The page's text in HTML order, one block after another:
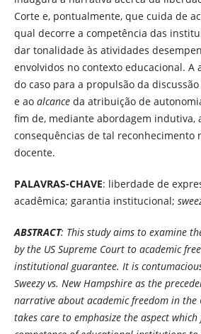
Corte e, pontualmente, que cuida de
qual decorre a competência das
dar tonalidade às atividades
envolvidos no contexto educacional. A
do caso para a propulsão da
e ao alcanceda atribuição de
fim de, mediante abordagem indutiva,
consequências de tal reconhecimento
docente.
PALAVRAS-CHAVE: liberdade de
acadêmica; garantia institucional;
ABSTRACT: This study aims to examine
by the US Supreme Court to academic
institutional guarantee. It is
Sweezy vs. New Hampshire as the
narrative about academic freedom in the
takes care to emphasize the aspect